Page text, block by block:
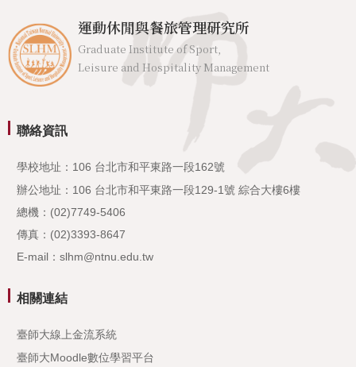
運動休閒與餐旅管理研究所
Graduate Institute of Sport,
Leisure and Hospitality Management
聯絡資訊
學校地址：106 台北市和平東路一段162號
辦公地址：106 台北市和平東路一段129-1號 綜合大樓6樓
總機：(02)7749-5406
傳真：(02)3393-8647
E-mail：slhm@ntnu.edu.tw
相關連結
臺師大線上金流系統
臺師大Moodle數位學習平台